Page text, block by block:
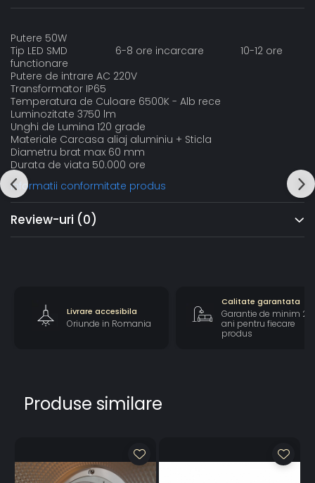
Putere 50W
Tip LED SMD 6-8 ore incarcare 10-12 ore
functionare
Putere de intrare AC 220V
Transformator IP65
Temperatura de Culoare 6500K - Alb rece
Luminozitate 3750 lm
Unghi de Lumina 120 grade
Materiale Carcasa aliaj aluminiu + Sticla
Diametru brat max 60 mm
Durata de viata 50.000 ore
Informatii conformitate produs
Review-uri (0)
Livrare accesibila
Oriunde in Romania
Calitate garantata
Garantie de minim 2
ani pentru fiecare
produs
Produse similare